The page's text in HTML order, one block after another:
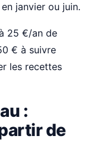
janvier ou juin.
25 €/an de
€ à suivre
les recettes
:
de